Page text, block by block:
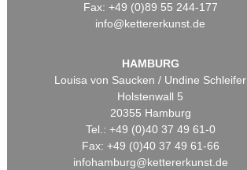
Fax: +49 (0)89 55 244-177
info@kettererkunst.de
HAMBURG
Louisa von Saucken / Undine Schleifer
Holstenwall 5
20355 Hamburg
Tel.: +49 (0)40 37 49 61-0
Fax: +49 (0)40 37 49 61-66
infohamburg@kettererkunst.de